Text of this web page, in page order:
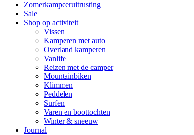
Zomerkampeeruitrusting
Sale
Shop op activiteit
Vissen
Kamperen met auto
Overland kamperen
Vanlife
Reizen met de camper
Mountainbiken
Klimmen
Peddelen
Surfen
Varen en boottochten
Winter & sneeuw
Journal